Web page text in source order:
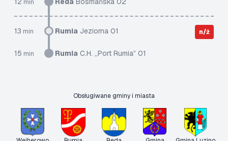
min
13 min Rumia Jeziorna 01 n/ż
15 min Rumia C.H. „Port Rumia” 01
Obsługiwane gminy i miasta